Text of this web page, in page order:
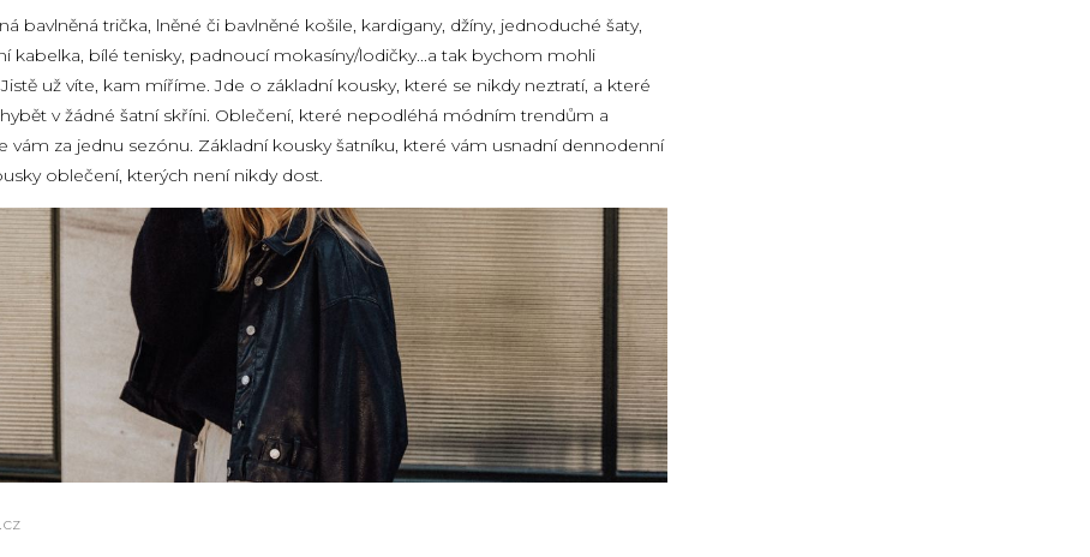
bavlněná trička, lněné či bavlněné košile, kardigany, džíny, jednoduché šaty,
kabelka, bílé tenisky, padnoucí mokasíny/lodičky...a tak bychom mohli
už víte, kam míříme. Jde o základní kousky, které se nikdy neztratí, a které
v žádné šatní skříni. Oblečení, které nepodléhá módním trendům a
vám za jednu sezónu. Základní kousky šatníku, které vám usnadní dennodenní
oblečení, kterých není nikdy dost.